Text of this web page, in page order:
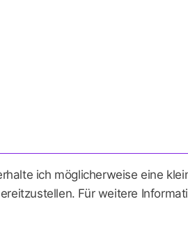
ich möglicherweise eine
Für weitere